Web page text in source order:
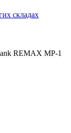
складах
REMAX MP-1